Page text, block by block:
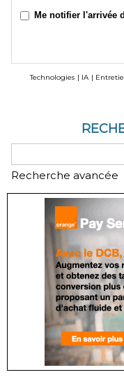
Me notifier l'arrivée
Technologies | IA |
Recherche avancée